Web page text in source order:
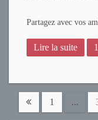
Partagez avec vos
Lire la suite
1 ...